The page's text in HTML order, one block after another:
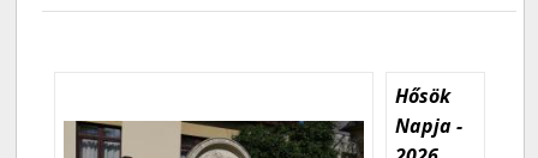
Hősök
Napja -